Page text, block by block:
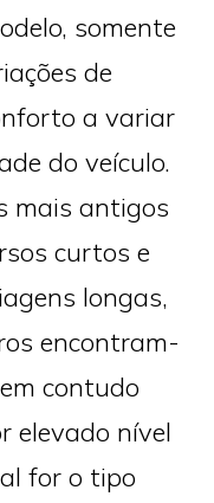
somente
de
a variar
do veículo.
mais antigos
curtos e
longas,
encontram-
contudo
elevado nível
for o tipo